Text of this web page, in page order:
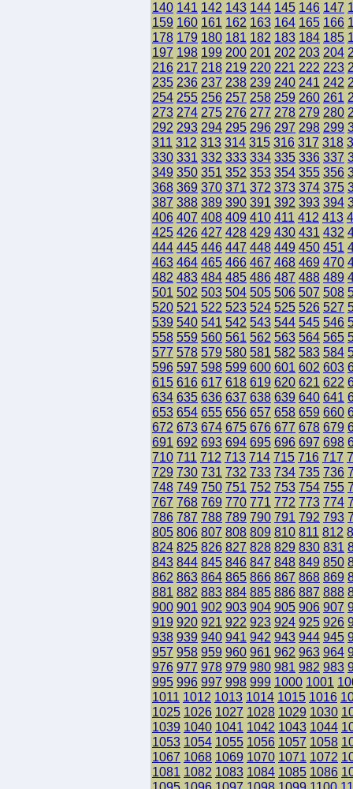
140 141 142 143 144 145 146 147
159 160 161 162 163 164 165 166
178 179 180 181 182 183 184 185
197 198 199 200 201 202 203 204
216 217 218 219 220 221 222 223
235 236 237 238 239 240 241 242
254 255 256 257 258 259 260 261
273 274 275 276 277 278 279 280
292 293 294 295 296 297 298 299
311 312 313 314 315 316 317 318
330 331 332 333 334 335 336 337
349 350 351 352 353 354 355 356
368 369 370 371 372 373 374 375
387 388 389 390 391 392 393 394
406 407 408 409 410 411 412 413
425 426 427 428 429 430 431 432
444 445 446 447 448 449 450 451
463 464 465 466 467 468 469 470
482 483 484 485 486 487 488 489
501 502 503 504 505 506 507 508
520 521 522 523 524 525 526 527
539 540 541 542 543 544 545 546
558 559 560 561 562 563 564 565
577 578 579 580 581 582 583 584
596 597 598 599 600 601 602 603
615 616 617 618 619 620 621 622
634 635 636 637 638 639 640 641
653 654 655 656 657 658 659 660
672 673 674 675 676 677 678 679
691 692 693 694 695 696 697 698
710 711 712 713 714 715 716 717
729 730 731 732 733 734 735 736
748 749 750 751 752 753 754 755
767 768 769 770 771 772 773 774
786 787 788 789 790 791 792 793
805 806 807 808 809 810 811 812
824 825 826 827 828 829 830 831
843 844 845 846 847 848 849 850
862 863 864 865 866 867 868 869
881 882 883 884 885 886 887 888
900 901 902 903 904 905 906 907
919 920 921 922 923 924 925 926
938 939 940 941 942 943 944 945
957 958 959 960 961 962 963 964
976 977 978 979 980 981 982 983
995 996 997 998 999 1000 1001
1011 1012 1013 1014 1015 1016
1025 1026 1027 1028 1029 1030
1039 1040 1041 1042 1043 1044
1053 1054 1055 1056 1057 1058
1067 1068 1069 1070 1071 1072
1081 1082 1083 1084 1085 1086